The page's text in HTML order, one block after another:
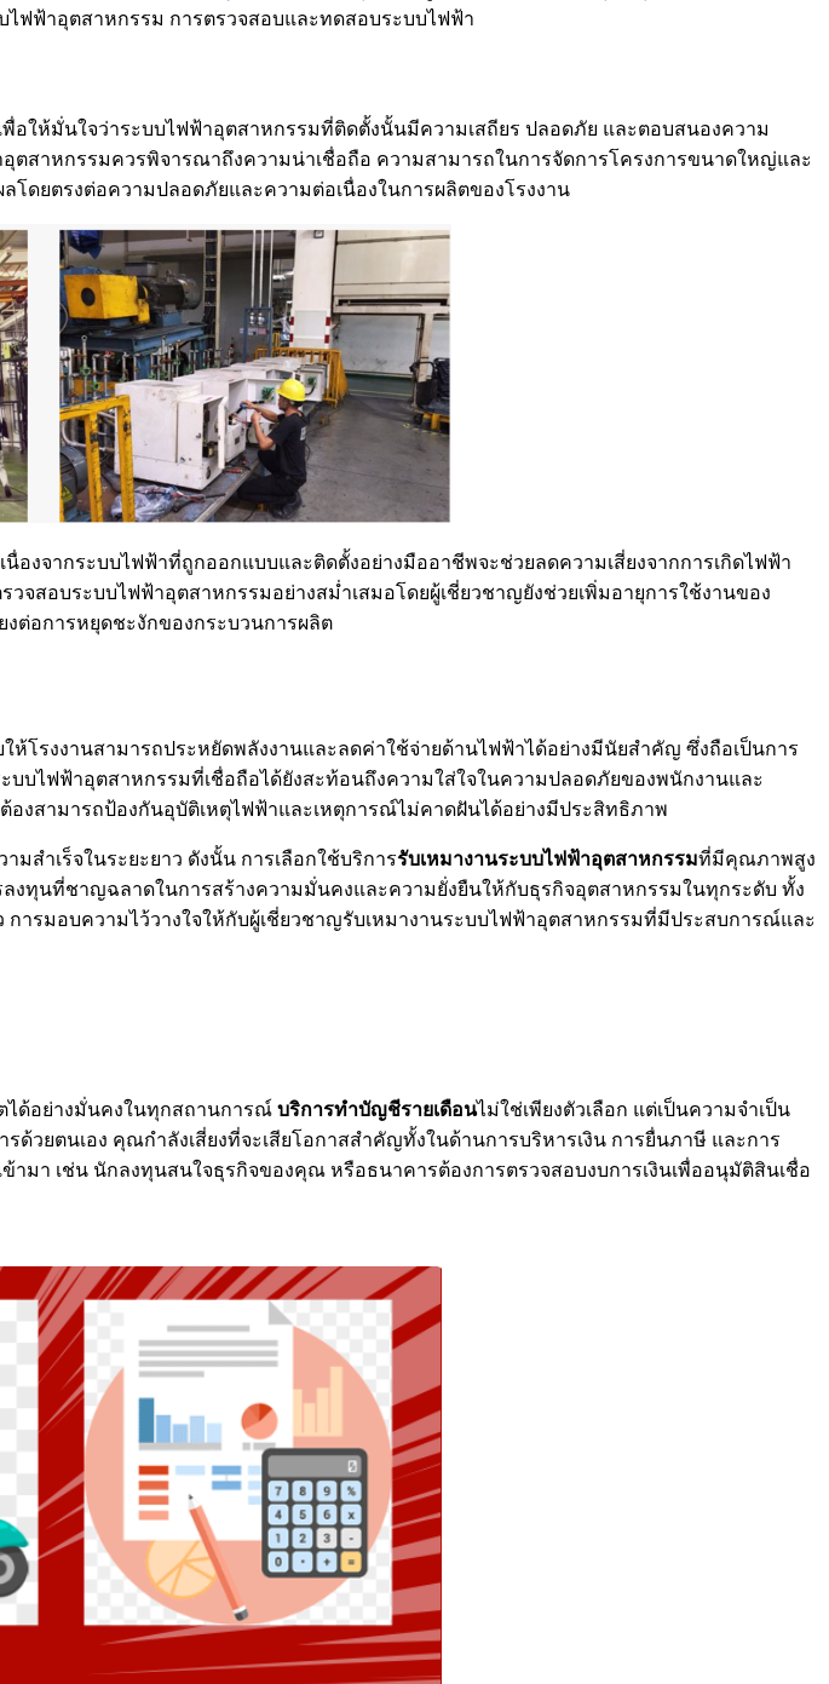
ไฟฟ้าอุตสาหกรรม การตรวจสอบและทดสอบระบบไฟฟ้า
ให้มั่นใจว่าระบบไฟฟ้าอุตสาหกรรมที่ติดตั้งนั้นมีความเสถียร ปลอดภัย และตอบสนองความ
ตสาหกรรมควรพิจารณาถึงความน่าเชื่อถือ ความสามารถในการจัดการโครงการขนาดใหญ่และ
ดยตรงต่อความปลอดภัยและความต่อเนื่องในการผลิตของโรงงาน
องจากระบบไฟฟ้าที่ถูกออกแบบและติดตั้งอย่างมืออาชีพจะช่วยลดความเสี่ยงจากการเกิดไฟฟ้า
จสอบระบบไฟฟ้าอุตสาหกรรมอย่างสม่ำเสมอโดยผู้เชี่ยวชาญยังช่วยเพิ่มอายุการใช้งานของ
งต่อการหยุดชะงักของกระบวนการผลิต
โรงงานสามารถประหยัดพลังงานและลดค่าใช้จ่ายด้านไฟฟ้าได้อย่างมีนัยสำคัญ ซึ่งถือเป็นการ
บไฟฟ้าอุตสาหกรรมที่เชื่อถือได้ยังสะท้อนถึงความใส่ใจในความปลอดภัยของพนักงานและ
องสามารถป้องกันอุบัติเหตุไฟฟ้าและเหตุการณ์ไม่คาดฝันได้อย่างมีประสิทธิภาพ
สำเร็จในระยะยาว ดังนั้น การเลือกใช้บริการรับเหมางานระบบไฟฟ้าอุตสาหกรรมที่มีคุณภาพสูง
งทุนที่ชาญฉลาดในการสร้างความมั่นคงและความยั่งยืนให้กับธุรกิจอุตสาหกรรมในทุกระดับ ทั้ง
รมอบความไว้วางใจให้กับผู้เชี่ยวชาญรับเหมางานระบบไฟฟ้าอุตสาหกรรมที่มีประสบการณ์และ
ได้อย่างมั่นคงในทุกสถานการณ์ บริการทำบัญชีรายเดือนไม่ใช่เพียงตัวเลือก แต่เป็นความจำเป็น
วยตนเอง คุณกำลังเสี่ยงที่จะเสียโอกาสสำคัญทั้งในด้านการบริหารเงิน การยื่นภาษี และการ
มา เช่น นักลงทุนสนใจธุรกิจของคุณ หรือธนาคารต้องการตรวจสอบงบการเงินเพื่ออนุมัติสินเชื่อ